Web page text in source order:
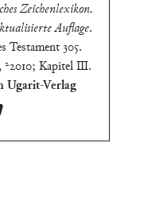
Zeichenlexikon.
Auflage.
Testament 305.
²2010; Kapitel Ⅲ.
Ugarit-Verlag